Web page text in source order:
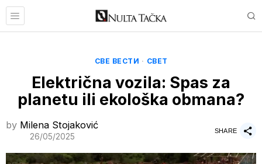
СВЕ ВЕСТИ · СВЕТ
Električna vozila: Spas za
planetu ili ekološka obmana?
by Milena Stojaković
26/05/2025
SHARE